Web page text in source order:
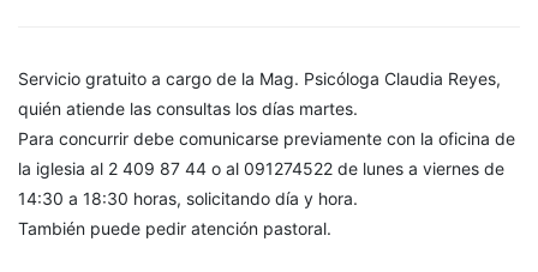
Servicio gratuito a cargo de la Mag. Psicóloga Claudia Reyes,
quién atiende las consultas los días martes.
Para concurrir debe comunicarse previamente con la oficina de
la iglesia al 2 409 87 44 o al 091274522 de lunes a viernes de
14:30 a 18:30 horas, solicitando día y hora.
También puede pedir atención pastoral.